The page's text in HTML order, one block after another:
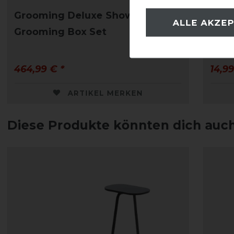
Grooming Deluxe Show
Grooming Box Set
464,99 € *
ARTIKEL MERKEN
Diese Produkte könnten dich
ALLE